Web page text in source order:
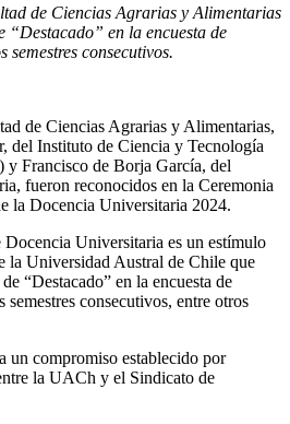
de Ciencias Agrarias y Alimentarias
en la encuesta de
consecutivos.
de Ciencias Agrarias y Alimentarias,
del Instituto de Ciencia y Tecnología
Francisco de Borja García, del
fueron reconocidos en la Ceremonia
la Docencia Universitaria 2024.
Universitaria es un estímulo
la Universidad Austral de Chile que
“Destacado” en la encuesta de
consecutivos, entre otros
un compromiso establecido por
la UACh y el Sindicato de